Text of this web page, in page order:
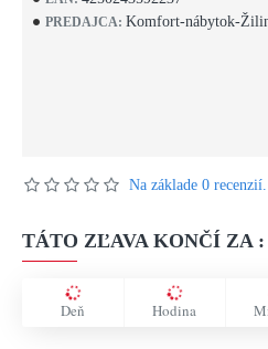
PREDAJCA: Komfort-nábytok-
Na základe 0 recenzií.
TÁTO ZĽAVA KONČÍ ZA :
Deň Hodina